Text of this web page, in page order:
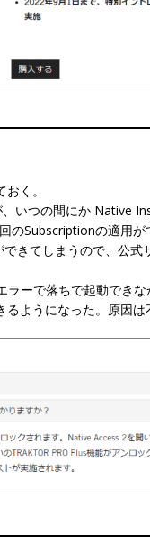
く。
いつの間にか Native
Subscriptionの適用が
きてしまうので、公式
ーで落ちで起動でき
ようになった。原因は